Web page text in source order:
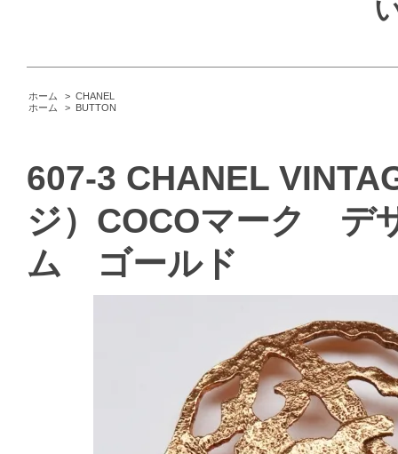
ホーム > CHANEL
ホーム
> BUTTON
607-3 CHANEL
ジ）COCOマーク
ム ゴールド